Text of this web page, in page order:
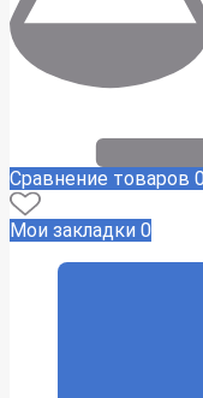
Сравнение товаров 0
Мои закладки 0